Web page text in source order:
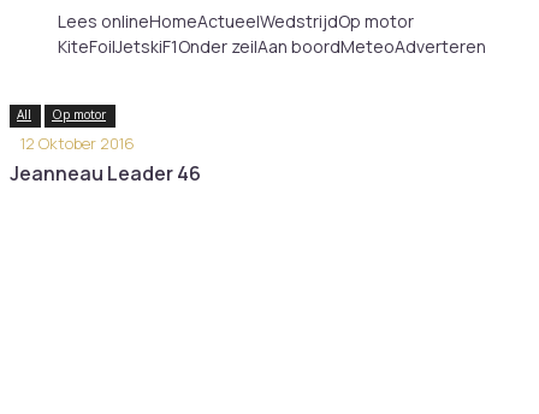
Lees onlineHomeActueelWedstrijdOp motor
KiteFoilJetskiF1Onder zeilAan boordMeteoAdverteren
All Op motor
12 Oktober 2016
Jeanneau Leader 46